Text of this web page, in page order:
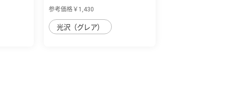
参考価格￥1,430
光沢（グレア）